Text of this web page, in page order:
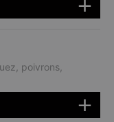
poivrons,